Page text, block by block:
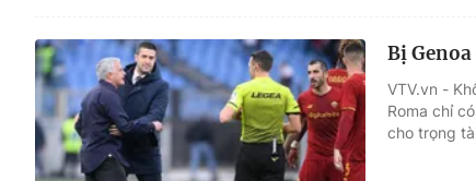
Bị
VTV.vn -
Roma chỉ
cho trọng